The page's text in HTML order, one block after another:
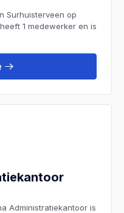
Surhuisterveen op
1 medewerker en is
Administratiekantoor is